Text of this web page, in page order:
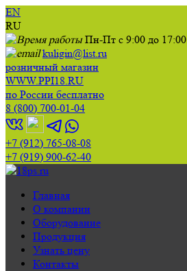
EN
RU
Пн-Пт с 9:00 до 17:00
kuligin@list.ru
розничный магазин
WWW.PPI18.RU
по России бесплатно
8 (800) 700-01-04
+7 (912) 765-08-08
+7 (919) 900-62-40
Главная
О компании
Оборудование
Продукция
Узнать цену
Контакты